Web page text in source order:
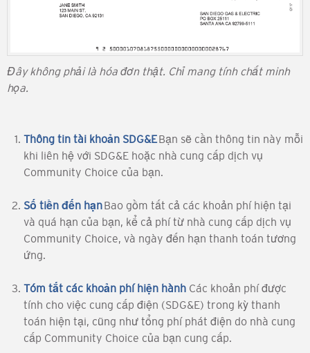
Đây không phải là hóa đơn thật. Chỉ mang tính chất minh
họa.
Thông tin tài khoản SDG&EBạn sẽ cần thông tin này mỗi
khi liên hệ với SDG&E hoặc nhà cung cấp dịch vụ
Community Choice của bạn.
Số tiền đến hạnBao gồm tất cả các khoản phí hiện tại
và quá hạn của bạn, kể cả phí từ nhà cung cấp dịch vụ
Community Choice, và ngày đến hạn thanh toán tương
ứng.
Tóm tắt các khoản phí hiện hành Các khoản phí được
tính cho việc cung cấp điện (SDG&E) trong kỳ thanh
toán hiện tại, cũng như tổng phí phát điện do nhà cung
cấp Community Choice của bạn cung cấp.